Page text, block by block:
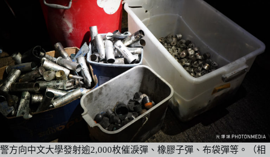
警方向中文大學發射逾2,000枚催淚彈、橡膠子彈、布袋彈等。（相